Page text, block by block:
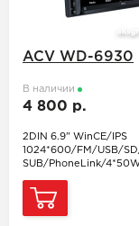
ACV WD-6930
В наличии
4 800 р.
2DIN 6.9" WinCE/IPS
1024*600/FM/USB/
SUB/PhoneLink/